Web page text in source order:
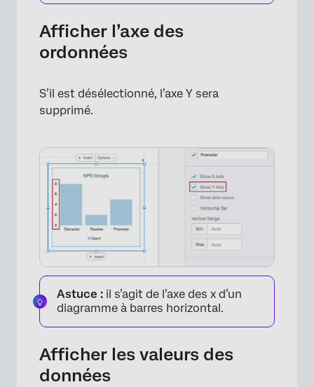
Afficher l’axe des
ordonnées
S’il est désélectionné, l’axe Y sera
supprimé.
Astuce : il s’agit de l’axe des x d’un
diagramme à barres horizontal.
Afficher les valeurs des
données